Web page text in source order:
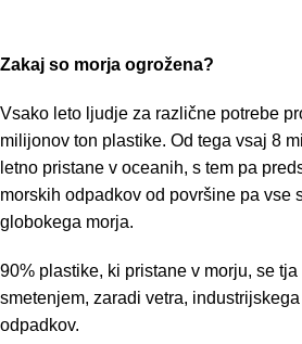
Zakaj so morja ogrožena?
Vsako leto ljudje za različne potrebe
milijonov ton plastike. Od tega vsaj 8
letno pristane v oceanih, s tem pa
morskih odpadkov od površine pa vse
globokega morja.
90% plastike, ki pristane v morju, se
smetenjem, zaradi vetra,
odpadkov.